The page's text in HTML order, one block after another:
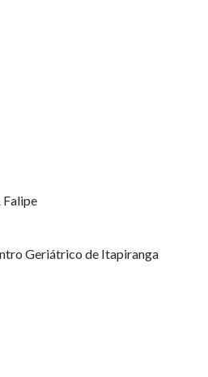
Falipe
Geriátrico de Itapiranga